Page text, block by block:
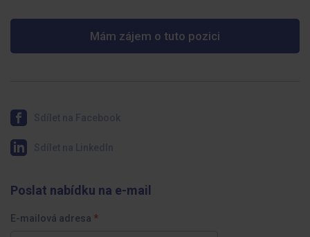
Mám zájem o tuto pozici
Poslat nabídku na e-mail
E-mailová adresa